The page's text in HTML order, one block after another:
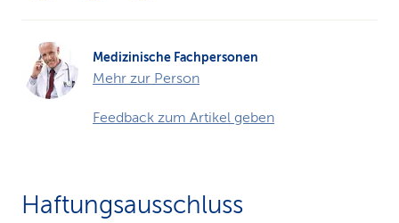
Medizinische Fachpersonen
Mehr zur Person
Feedback zum Artikel geben
Haftungsausschluss